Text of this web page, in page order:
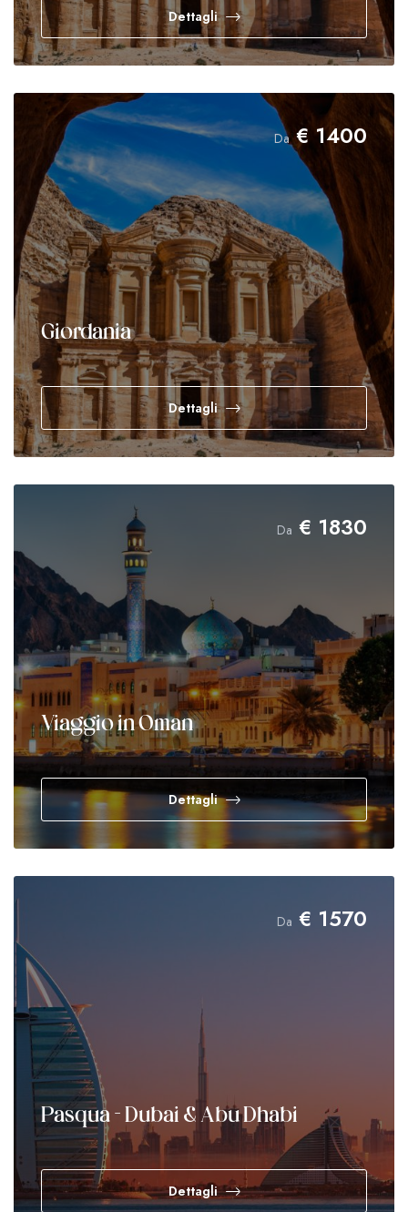
Dettagli
Da €1400
Giordania
Dettagli
Da € 1830
Viaggio in Oman
Dettagli
Da € 1570
Pasqua - Dubai & Abu Dhabi
Dettagli